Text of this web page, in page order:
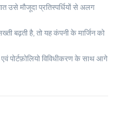
उसे मौजूदा प्रतिस्पर्धियों से अलग
बढ़ती है, तो यह कंपनी के मार्जिन को
पोर्टफ़ोलियो विविधीकरण के साथ आगे